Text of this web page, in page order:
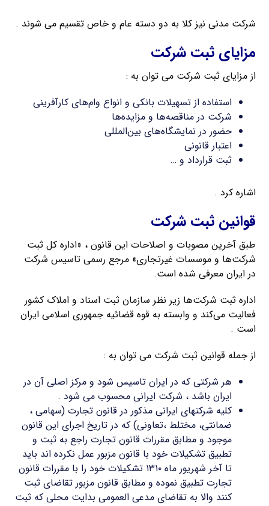
شرکت مدنی نیز کلا به دو دسته عام و خاص تقسیم می شوند .
مزایای ثبت شرکت
از مزایای ثبت شرکت می توان به :
استفاده از تسهیلات بانکی و انواع وام‌های کارآفرینی
شرکت در مناقصه‌ها و مزایده‌ها
حضور در نمایشگاه‌های بین‌المللی
اعتبار قانونی
ثبت قرارداد و …
اشاره کرد .
قوانین ثبت شرکت
طبق آخرین مصوبات و اصلاحات این قانون ، «اداره کل ثبت
شرکت‌ها و موسسات غیرتجاری» مرجع رسمی تاسیس شرکت
در ایران معرفی شده است.
اداره ثبت شرکت‌ها زیر نظر سازمان ثبت اسناد و املاک کشور
فعالیت می‌کند و وابسته به قوه قضائیه جمهوری اسلامی ایران
است .
از جمله قوانین ثبت شرکت می توان به :
هر شرکتی که در ایران تاسیس شود و مرکز اصلی آن در
ایران باشد ، شرکت ایرانی محسوب می شود .
کلیه شرکتهای ایرانی مذکور در قانون تجارت (سهامی ،
ضمانتی، مختلط ،تعاونی) که در تاریخ اجرای این قانون
موجود و مطابق مقررات قانون تجارت راجع به ثبت و
تطبیق تشکیلات خود با قانون مزبور عمل نکرده اند باید
تا آخر شهریور ماه ۱۳۱۰ تشکیلات خود را با مقررات قانون
تجارت تطبیق نموده و مطابق قانون مزبور تقاضای ثبت
کنند والا به تقاضای مدعی العمومی بدایت محلی که ثبت